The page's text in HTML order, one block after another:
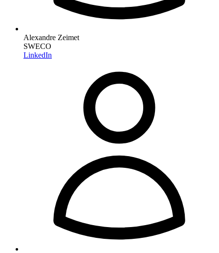
Alexandre Zeimet
SWECO
LinkedIn